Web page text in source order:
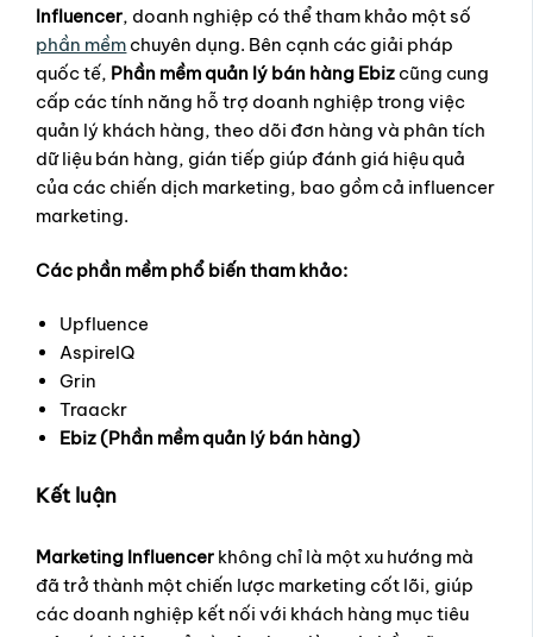
Influencer, doanh nghiệp có thể tham khảo một số
phần mềm chuyên dụng. Bên cạnh các giải pháp
quốc tế, Phần mềm quản lý bán hàng Ebiz cũng cung
cấp các tính năng hỗ trợ doanh nghiệp trong việc
quản lý khách hàng, theo dõi đơn hàng và phân tích
dữ liệu bán hàng, gián tiếp giúp đánh giá hiệu quả
của các chiến dịch marketing, bao gồm cả influencer
marketing.
Các phần mềm phổ biến tham khảo:
Upfluence
AspireIQ
Grin
Traackr
Ebiz (Phần mềm quản lý bán hàng)
Kết luận
Marketing Influencer không chỉ là một xu hướng mà
đã trở thành một chiến lược marketing cốt lõi, giúp
các doanh nghiệp kết nối với khách hàng mục tiêu